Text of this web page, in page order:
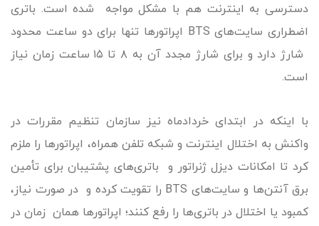
دسترسی به اینترنت هم با مشکل مواجه شده است. باتری
اضطراری سایت‌های BTS اپراتورها تنها برای دو ساعت محدود
شارژ دارد و برای شارژ مجدد آن به ۸ تا ۱۵ ساعت زمان نیاز
است.
با اینکه در ابتدای خردادماه نیز سازمان تنظیم مقررات در
واکنش به اختلال اینترنت و شبکه تلفن همراه، اپراتورها را ملزم
کرد تا امکانات دیزل ژنراتور و باتری‌های پشتیبان برای تأمین
برق آنتن‌ها و سایت‌های BTS را تقویت کرده و در صورت نیاز،
کمبود یا اختلال در باتری‌ها را رفع کنند؛ اپراتورها همان زمان در